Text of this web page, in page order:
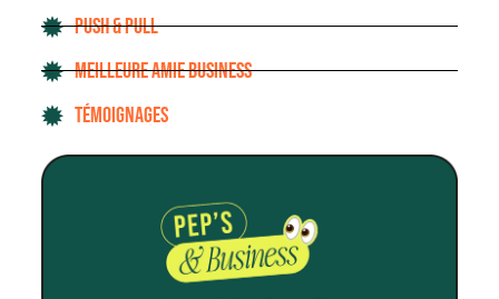
PUSH & PULL
MEILLEURE AMIE BUSINESS
TÉMOIGNAGES